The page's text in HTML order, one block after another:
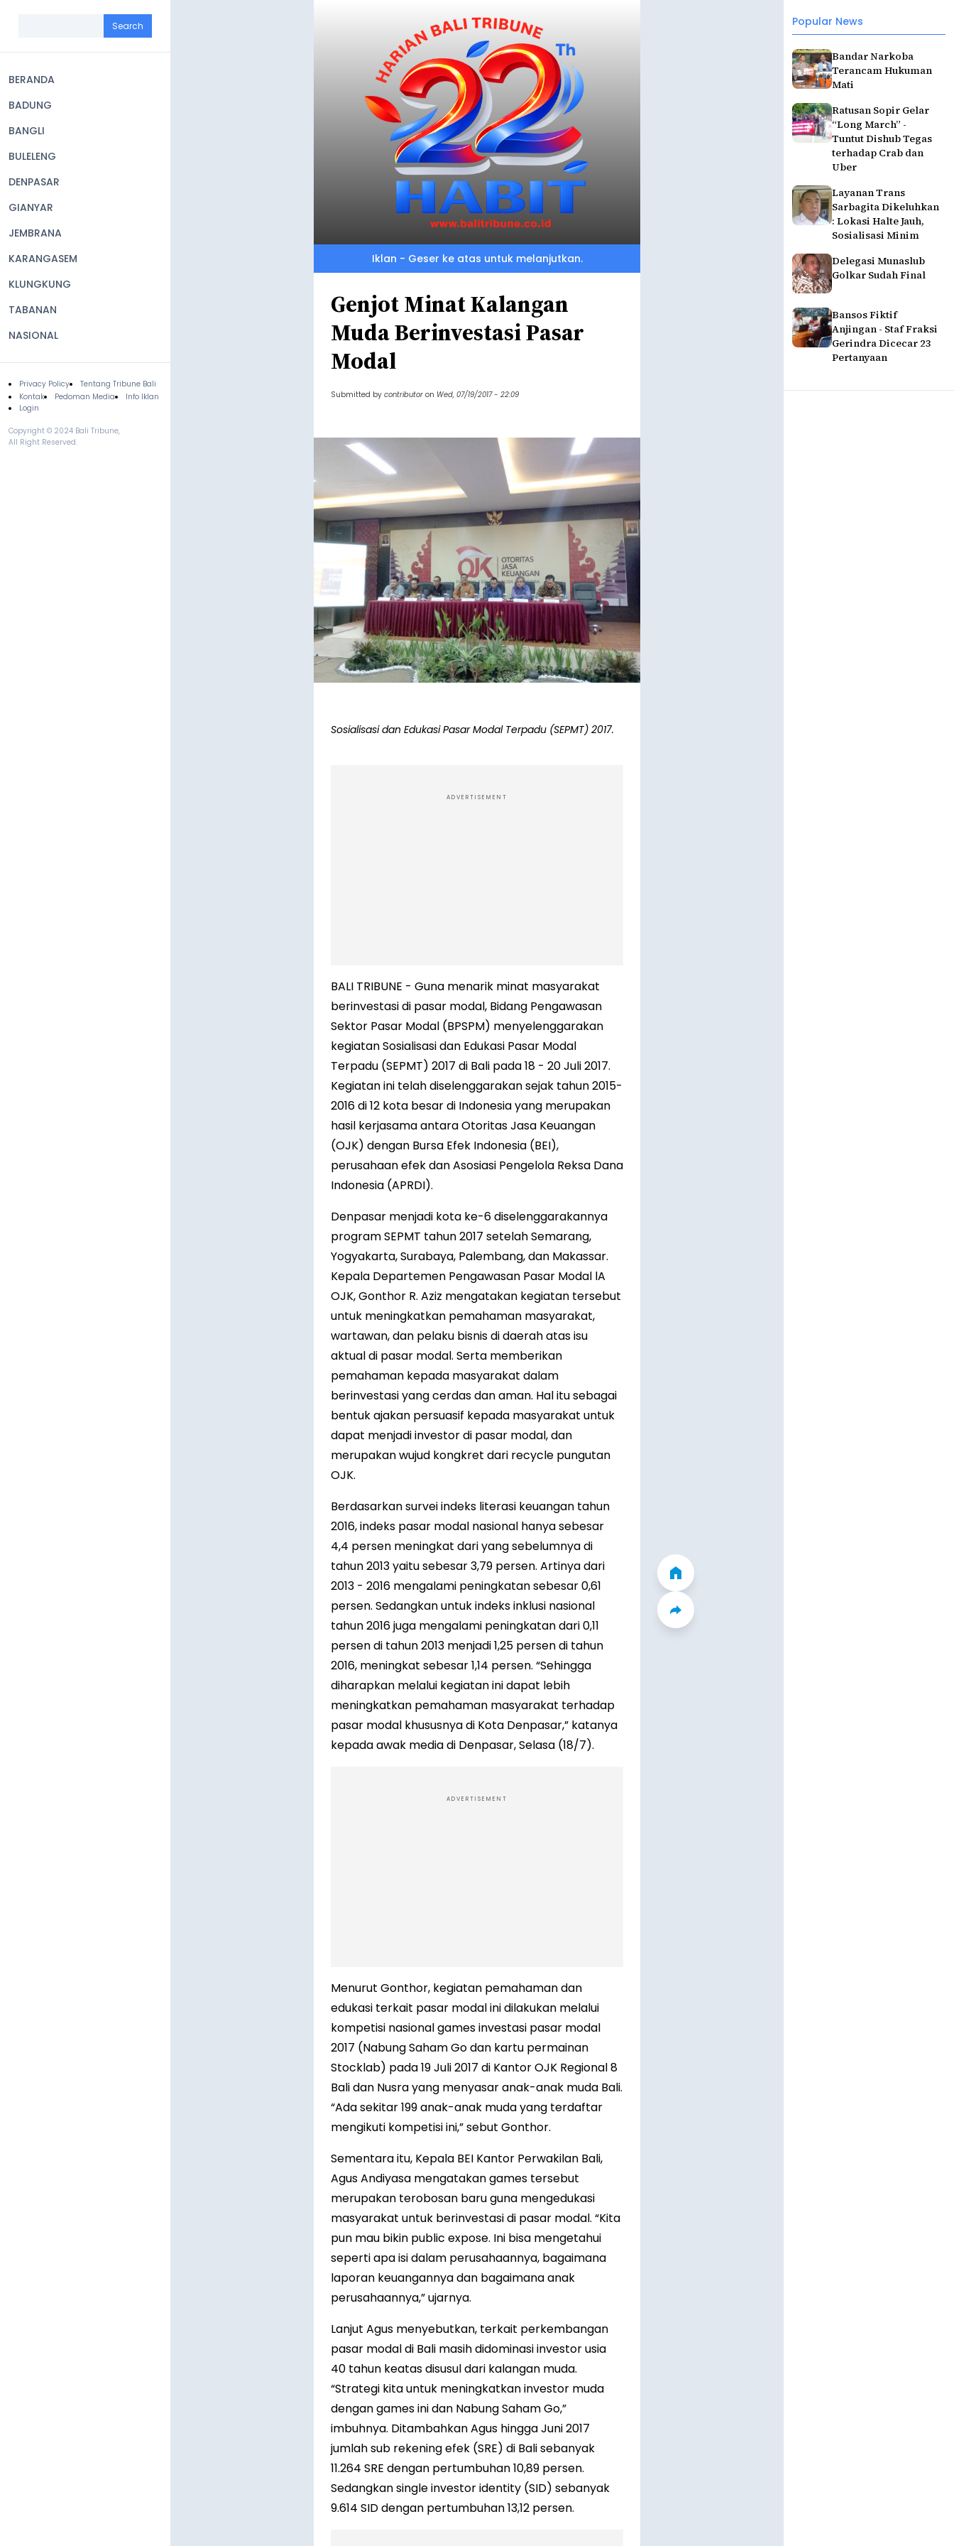
navigation
BERANDA
BADUNG
BANGLI
BULELENG
DENPASAR
GIANYAR
JEMBRANA
KARANGASEM
KLUNGKUNG
TABANAN
NASIONAL
Footer
Privacy Policy
Tentang Tribune Bali
Kontak
Pedoman Media
Info Iklan
Login
Copyright © 2024 Bali Tribune,
All Right Reserved.
Popular News
Bandar Narkoba
Terancam Hukuman
Mati
Ratusan Sopir Gelar
“Long March” -
Tuntut Dishub Tegas
terhadap Crab dan
Uber
Layanan Trans
Sarbagita Dikeluhkan
: Lokasi Halte Jauh,
Sosialisasi Minim
Delegasi Munaslub
Golkar Sudah Final
Bansos Fiktif
Anjingan - Staf Fraksi
Gerindra Dicecar 23
Pertanyaan
Iklan - Geser ke atas untuk melanjutkan.
Genjot Minat Kalangan
Muda Berinvestasi Pasar
Modal
Submitted by contributor on Wed, 07/19/2017 - 22:09
Sosialisasi dan Edukasi Pasar Modal Terpadu (SEPMT) 2017.
ADVERTISEMENT
BALI TRIBUNE - Guna menarik minat masyarakat
berinvestasi di pasar modal, Bidang Pengawasan
Sektor Pasar Modal (BPSPM) menyelenggarakan
kegiatan Sosialisasi dan Edukasi Pasar Modal
Terpadu (SEPMT) 2017 di Bali pada 18 - 20 Juli 2017.
Kegiatan ini telah diselenggarakan sejak tahun 2015-
2016 di 12 kota besar di Indonesia yang merupakan
hasil kerjasama antara Otoritas Jasa Keuangan
(OJK) dengan Bursa Efek Indonesia (BEI),
perusahaan efek dan Asosiasi Pengelola Reksa Dana
Indonesia (APRDI).
Denpasar menjadi kota ke-6 diselenggarakannya
program SEPMT tahun 2017 setelah Semarang,
Yogyakarta, Surabaya, Palembang, dan Makassar.
Kepala Departemen Pengawasan Pasar Modal lA
OJK, Gonthor R. Aziz mengatakan kegiatan tersebut
untuk meningkatkan pemahaman masyarakat,
wartawan, dan pelaku bisnis di daerah atas isu
aktual di pasar modal. Serta memberikan
pemahaman kepada masyarakat dalam
berinvestasi yang cerdas dan aman. Hal itu sebagai
bentuk ajakan persuasif kepada masyarakat untuk
dapat menjadi investor di pasar modal, dan
merupakan wujud kongkret dari recycle pungutan
OJK.
Berdasarkan survei indeks literasi keuangan tahun
2016, indeks pasar modal nasional hanya sebesar
4,4 persen meningkat dari yang sebelumnya di
tahun 2013 yaitu sebesar 3,79 persen. Artinya dari
2013 - 2016 mengalami peningkatan sebesar 0,61
persen. Sedangkan untuk indeks inklusi nasional
tahun 2016 juga mengalami peningkatan dari 0,11
persen di tahun 2013 menjadi 1,25 persen di tahun
2016, meningkat sebesar 1,14 persen. “Sehingga
diharapkan melalui kegiatan ini dapat lebih
meningkatkan pemahaman masyarakat terhadap
pasar modal khususnya di Kota Denpasar,” katanya
kepada awak media di Denpasar, Selasa (18/7).
ADVERTISEMENT
Menurut Gonthor, kegiatan pemahaman dan
edukasi terkait pasar modal ini dilakukan melalui
kompetisi nasional games investasi pasar modal
2017 (Nabung Saham Go dan kartu permainan
Stocklab) pada 19 Juli 2017 di Kantor OJK Regional 8
Bali dan Nusra yang menyasar anak-anak muda Bali.
“Ada sekitar 199 anak-anak muda yang terdaftar
mengikuti kompetisi ini,” sebut Gonthor.
Sementara itu, Kepala BEI Kantor Perwakilan Bali,
Agus Andiyasa mengatakan games tersebut
merupakan terobosan baru guna mengedukasi
masyarakat untuk berinvestasi di pasar modal. “Kita
pun mau bikin public expose. Ini bisa mengetahui
seperti apa isi dalam perusahaannya, bagaimana
laporan keuangannya dan bagaimana anak
perusahaannya,” ujarnya.
Lanjut Agus menyebutkan, terkait perkembangan
pasar modal di Bali masih didominasi investor usia
40 tahun keatas disusul dari kalangan muda.
“Strategi kita untuk meningkatkan investor muda
dengan games ini dan Nabung Saham Go,”
imbuhnya. Ditambahkan Agus hingga Juni 2017
jumlah sub rekening efek (SRE) di Bali sebanyak
11.264 SRE dengan pertumbuhan 10,89 persen.
Sedangkan single investor identity (SID) sebanyak
9.614 SID dengan pertumbuhan 13,12 persen.